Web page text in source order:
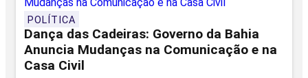
POLÍTICA
Dança das Cadeiras: Governo da Bahia
Anuncia Mudanças na Comunicação e na
Casa Civil